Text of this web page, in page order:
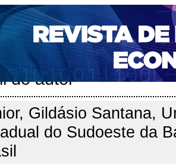
SOBRE ACESSO CADASTRO
PORTAL DE REVISTAS DA UNIFACS
DADOS E INDEXADORES
>Perfil do autor
do autor
Gildásio Santana,
do Sudoeste da